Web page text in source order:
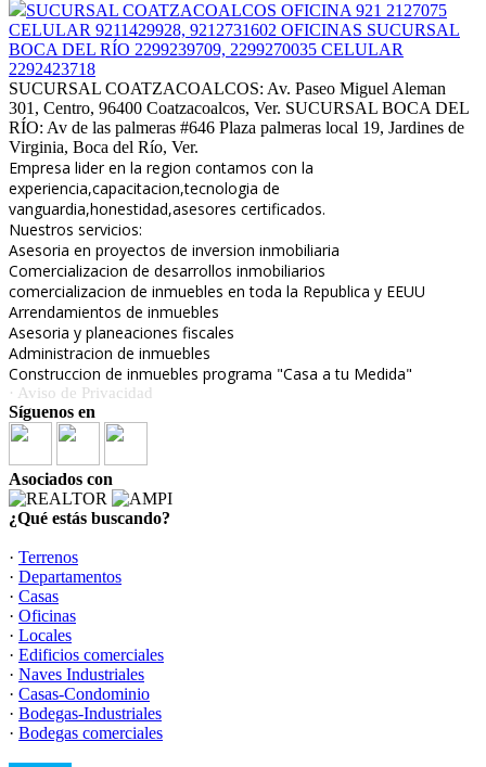
SUCURSAL COATZACOALCOS OFICINA 921 2127075
CELULAR 9211429928, 9212731602 OFICINAS SUCURSAL
BOCA DEL RÍO 2299239709, 2299270035 CELULAR
2292423718
SUCURSAL COATZACOALCOS: Av. Paseo Miguel Aleman
301, Centro, 96400 Coatzacoalcos, Ver. SUCURSAL BOCA DEL
RÍO: Av de las palmeras #646 Plaza palmeras local 19, Jardines de
Virginia, Boca del Río, Ver.
Empresa lider en la region contamos con la
experiencia,capacitacion,tecnologia de
vanguardia,honestidad,asesores certificados.
Nuestros servicios:
Asesoria en proyectos de inversion inmobiliaria
Comercializacion de desarrollos inmobiliarios
comercializacion de inmuebles en toda la Republica y EEUU
Arrendamientos de inmuebles
Asesoria y planeaciones fiscales
Administracion de inmuebles
Construccion de inmuebles programa "Casa a tu Medida"
· Aviso de Privacidad
Síguenos en
Asociados con
¿Qué estás buscando?
· Terrenos
· Departamentos
· Casas
· Oficinas
· Locales
· Edificios comerciales
· Naves Industriales
· Casas-Condominio
· Bodegas-Industriales
· Bodegas comerciales